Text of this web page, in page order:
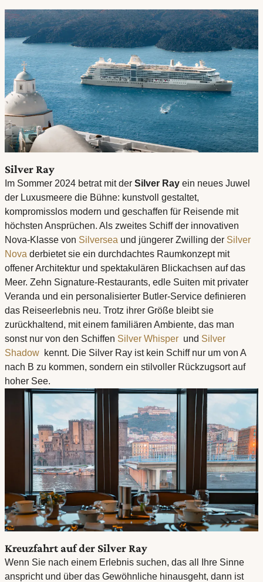
Silver Ray
Im Sommer 2024 betrat mit der Silver Ray ein neues Juwel
der Luxusmeere die Bühne: kunstvoll gestaltet,
kompromisslos modern und geschaffen für Reisende mit
höchsten Ansprüchen. Als zweites Schiff der innovativen
Nova-Klasse von Silversea und jüngerer Zwilling der Silver
Nova derbietet sie ein durchdachtes Raumkonzept mit
offener Architektur und spektakulären Blickachsen auf das
Meer. Zehn Signature-Restaurants, edle Suiten mit privater
Veranda und ein personalisierter Butler-Service definieren
das Reiseerlebnis neu. Trotz ihrer Größe bleibt sie
zurückhaltend, mit einem familiären Ambiente, das man
sonst nur von den Schiffen Silver Whisper und Silver
Shadow kennt. Die Silver Ray ist kein Schiff nur um von A
nach B zu kommen, sondern ein stilvoller Rückzugsort auf
hoher See.
Kreuzfahrt auf der Silver Ray
Wenn Sie nach einem Erlebnis suchen, das all Ihre Sinne
anspricht und über das Gewöhnliche hinausgeht, dann ist